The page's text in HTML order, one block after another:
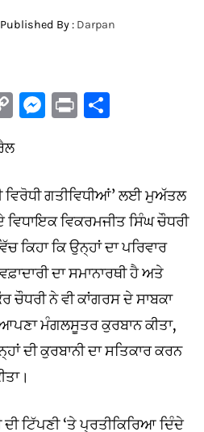
Published By : Darpan
CopyMessenger
Print
ਵਿਰੋਧੀ ਗਤੀਵਿਧੀਆਂ’ ਲਈ ਮੁਅੱਤਲ
ਵਿਧਾਇਕ ਵਿਕਰਮਜੀਤ ਸਿੰਘ ਚੌਧਰੀ
ਕਿਹਾ ਕਿ ਉਨ੍ਹਾਂ ਦਾ ਪਰਿਵਾਰ
ਦਾ ਸਮਾਨਾਰਥੀ ਹੈ ਅਤੇ
ਚੌਧਰੀ ਨੇ ਵੀ ਕਾਂਗਰਸ ਦੇ ਸਾਬਕਾ
ਮੰਗਲਸੂਤਰ ਕੁਰਬਾਨ ਕੀਤਾ,
ਦੀ ਕੁਰਬਾਨੀ ਦਾ ਸਤਿਕਾਰ ਕਰਨ
ਟਿੱਪਣੀ ‘ਤੇ ਪ੍ਰਤੀਕਿਰਿਆ ਦਿੰਦੇ